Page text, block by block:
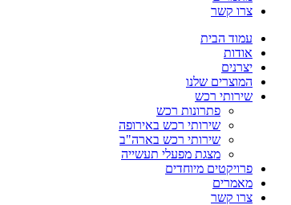
צרו קשר
עמוד הבית
אודות
יצרנים
המוצרים שלנו
שירותי רכש
פתרונות רכש
שירותי רכש באירופה
שירותי רכש בארה"ב
מצגת מפעלי תעשייה
פרויקטים מיוחדים
מאמרים
צרו קשר